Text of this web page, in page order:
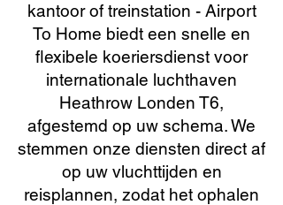
kantoor of treinstation - Airport
To Home biedt een snelle en
flexibele koeriersdienst voor
internationale luchthaven
Heathrow Londen T6,
afgestemd op uw schema. We
stemmen onze diensten direct af
op uw vluchttijden en
reisplannen, zodat het ophalen